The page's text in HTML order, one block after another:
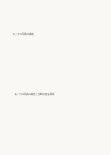
モノクロ写真の着色｜当時の色を再現
モノクロ写真の着色